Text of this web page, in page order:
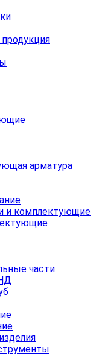
арматура
и комплектующие
части